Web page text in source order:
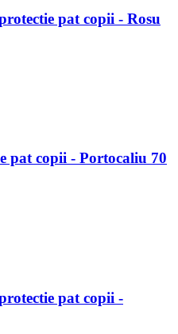
pat copii - Rosu
pat copii - Portocaliu 70
pat copii -